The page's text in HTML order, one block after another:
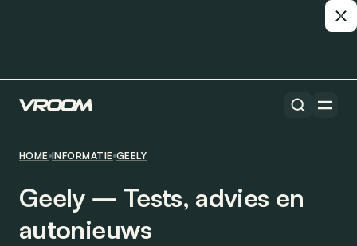
HOME INFORMATIE GEELY
Geely ― Tests, advies en
autonieuws